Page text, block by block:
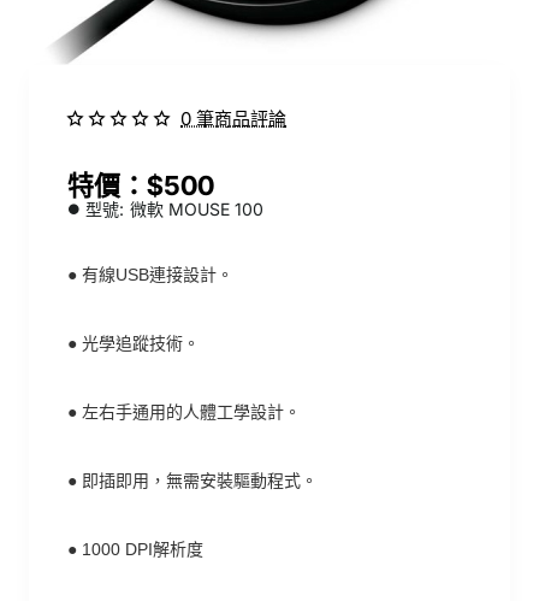
0 筆商品評論
$500
型號: 微軟 MOUSE 100
● 有線USB連接設計。
● 光學追蹤技術。
● 左右手通用的人體工學設計。
● 即插即用，無需安裝驅動程式。
● 1000 DPI解析度